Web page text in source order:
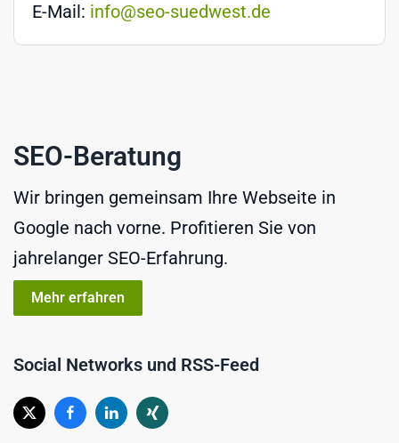
E-Mail: info@seo-suedwest.de
SEO-Beratung
Wir bringen gemeinsam Ihre Webseite in
Google nach vorne. Profitieren Sie von
jahrelanger SEO-Erfahrung.
Mehr erfahren
Social Networks und RSS-Feed